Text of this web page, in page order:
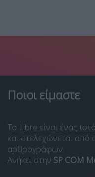
Ποιοι είμαστε
Το Libre είναι ένας
και στελεχώνεται
αρθρογράφων.
Ανήκει στην SP COM